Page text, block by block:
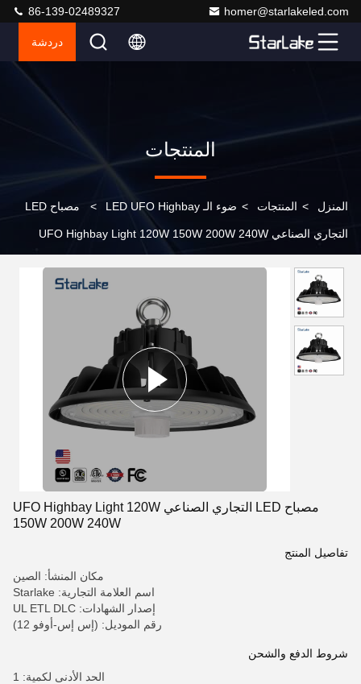
homer@starlakeled.com
86-139-02489327
دردشة
المنتجات
المنزل > المنتجات > ضوء الـ LED UFO Highbay > مصباح LED
التجاري الصناعي UFO Highbay Light 120W 150W 200W 240W
مصباح LED التجاري الصناعي UFO Highbay Light 120W
150W 200W 240W
تفاصيل المنتج
مكان المنشأ: الصين
اسم العلامة التجارية: Starlake
إصدار الشهادات: UL ETL DLC
رقم الموديل: (إس إس-أوفو 12)
شروط الدفع والشحن
الحد الأدنى لكمية: 1